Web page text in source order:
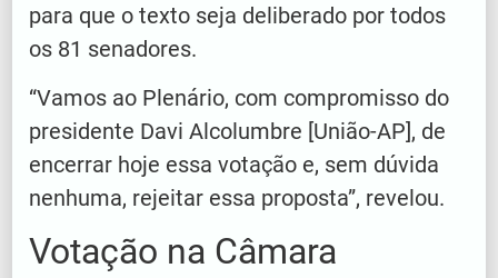
para que o texto seja deliberado por todos
os 81 senadores.
“Vamos ao Plenário, com compromisso do
presidente Davi Alcolumbre [União-AP], de
encerrar hoje essa votação e, sem dúvida
nenhuma, rejeitar essa proposta”, revelou.
Votação na Câmara